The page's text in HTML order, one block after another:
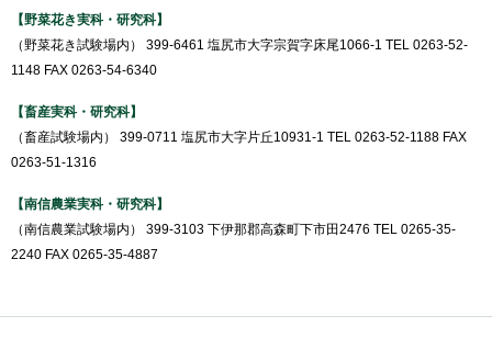
【野菜花き実科・研究科】
（野菜花き試験場内） 399-6461 塩尻市大字宗賀字床尾1066-1 TEL 0263-52-
1148 FAX 0263-54-6340
【畜産実科・研究科】
（畜産試験場内） 399-0711 塩尻市大字片丘10931-1 TEL 0263-52-1188 FAX
0263-51-1316
【南信農業実科・研究科】
（南信農業試験場内） 399-3103 下伊那郡高森町下市田2476 TEL 0265-35-
2240 FAX 0265-35-4887